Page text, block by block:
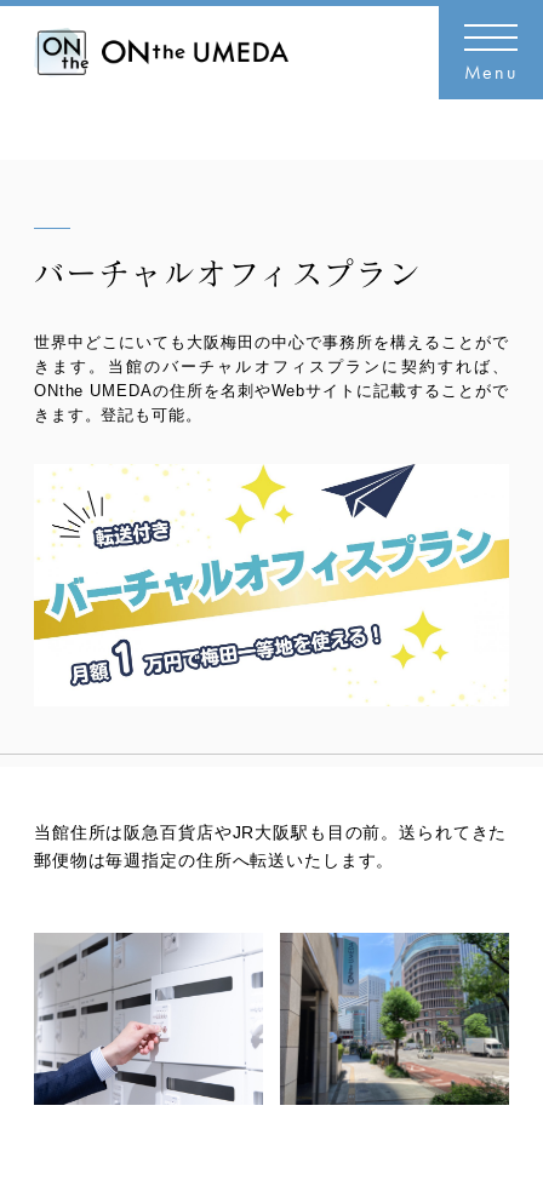
Menu
バーチャルオフィスプラン
世界中どこにいても大阪梅田の中心で事務所を構えることがで
きます。当館のバーチャルオフィスプランに契約すれば、
ONthe UMEDAの住所を名刺やWebサイトに記載することがで
きます。登記も可能。
当館住所は阪急百貨店やJR大阪駅も目の前。送られてきた
郵便物は毎週指定の住所へ転送いたします。